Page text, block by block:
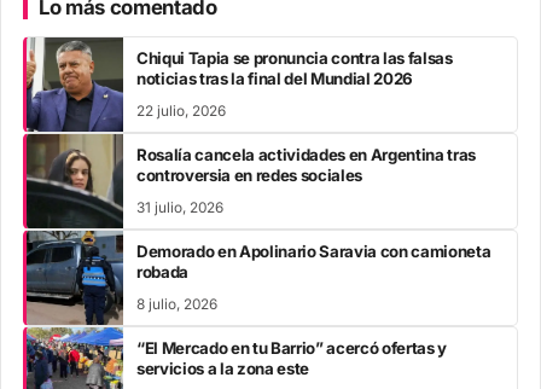
Lo más comentado
Chiqui Tapia se pronuncia contra las falsas
noticias tras la final del Mundial 2026
22 julio, 2026
Rosalía cancela actividades en Argentina tras
controversia en redes sociales
31 julio, 2026
Demorado en Apolinario Saravia con camioneta
robada
8 julio, 2026
“El Mercado en tu Barrio” acercó ofertas y
servicios a la zona este